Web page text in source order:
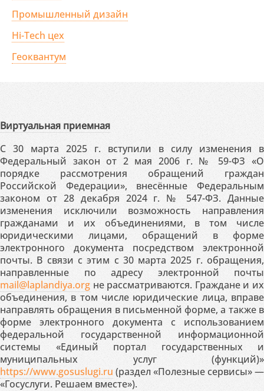
Промышленный дизайн
Hi-Tech цех
Геоквантум
Виртуальная приемная
С 30 марта 2025 г. вступили в силу изменения в
Федеральный закон от 2 мая 2006 г. № 59-ФЗ «О
порядке рассмотрения обращений граждан
Российской Федерации», внесённые Федеральным
законом от 28 декабря 2024 г. № 547-ФЗ. Данные
изменения исключили возможность направления
гражданами и их объединениями, в том числе
юридическими лицами, обращений в форме
электронного документа посредством электронной
почты. В связи с этим с 30 марта 2025 г. обращения,
направленные по адресу электронной почты
mail@laplandiya.org не рассматриваются. Граждане и их
объединения, в том числе юридические лица, вправе
направлять обращения в письменной форме, а также в
форме электронного документа с использованием
федеральной государственной информационной
системы «Единый портал государственных и
муниципальных услуг (функций)»
https://www.gosuslugi.ru (раздел «Полезные сервисы» —
«Госуслуги. Решаем вместе»).